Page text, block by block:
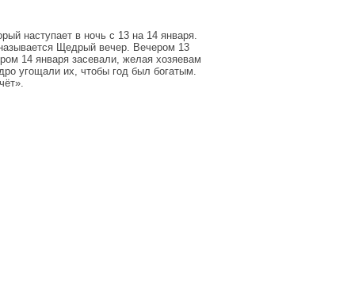
наступает в ночь с 13 на 14 января.
Щедрый вечер. Вечером 13
14 января засевали, желая хозяевам
угощали их, чтобы год был богатым.